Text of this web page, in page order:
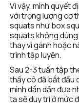
Vì vậy, mình quyết
với trọng lượng cơ
squats như box
squats không
thay vì gánh hoặc
trình tập luyện.
Sau 2-3 tuần tập
thấy cô đã bắt đầu
mình dần dần đưa
tạ sẽ duy trì ở mức